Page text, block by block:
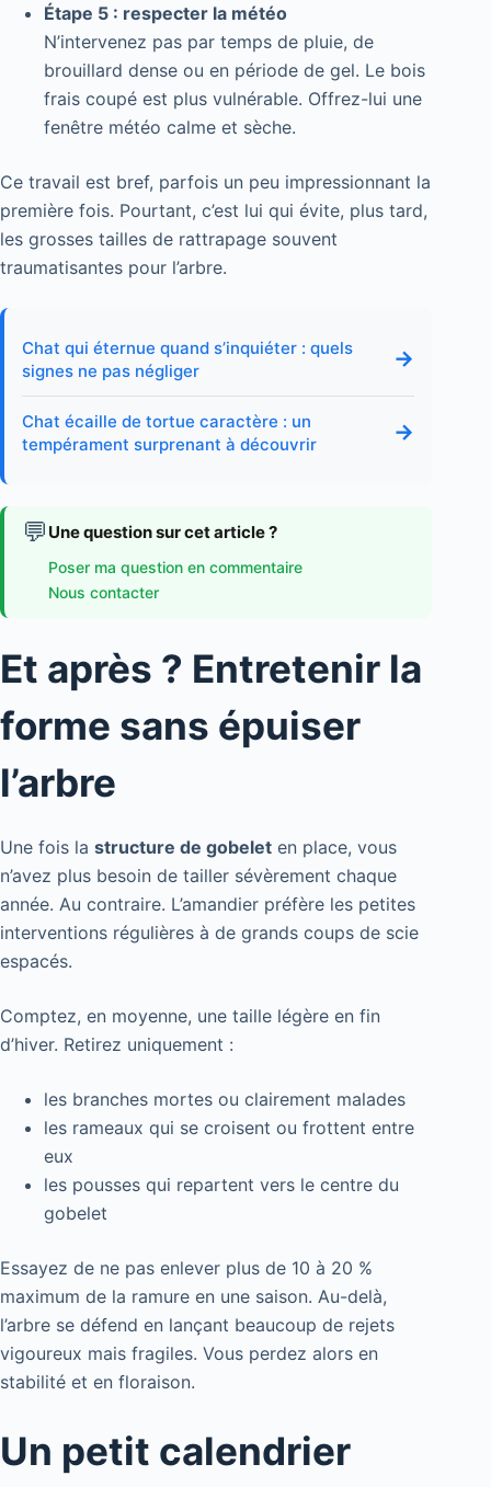
Étape 5 : respecter la météo
N’intervenez pas par temps de pluie, de
brouillard dense ou en période de gel. Le bois
frais coupé est plus vulnérable. Offrez-lui une
fenêtre météo calme et sèche.
Ce travail est bref, parfois un peu impressionnant la
première fois. Pourtant, c’est lui qui évite, plus tard,
les grosses tailles de rattrapage souvent
traumatisantes pour l’arbre.
Chat qui éternue quand s’inquiéter : quels
signes ne pas négliger
→
Chat écaille de tortue caractère : un
tempérament surprenant à découvrir
→
💬 Une question sur cet article ?
Poser ma question en commentaire
Nous contacter
Et après ? Entretenir la
forme sans épuiser
l’arbre
Une fois la structure de gobelet en place, vous
n’avez plus besoin de tailler sévèrement chaque
année. Au contraire. L’amandier préfère les petites
interventions régulières à de grands coups de scie
espacés.
Comptez, en moyenne, une taille légère en fin
d’hiver. Retirez uniquement :
les branches mortes ou clairement malades
les rameaux qui se croisent ou frottent entre
eux
les pousses qui repartent vers le centre du
gobelet
Essayez de ne pas enlever plus de 10 à 20 %
maximum de la ramure en une saison. Au-delà,
l’arbre se défend en lançant beaucoup de rejets
vigoureux mais fragiles. Vous perdez alors en
stabilité et en floraison.
Un petit calendrier